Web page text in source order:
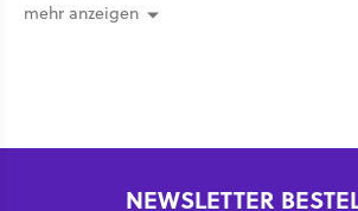
mehr anzeigen
NEWSLETTER